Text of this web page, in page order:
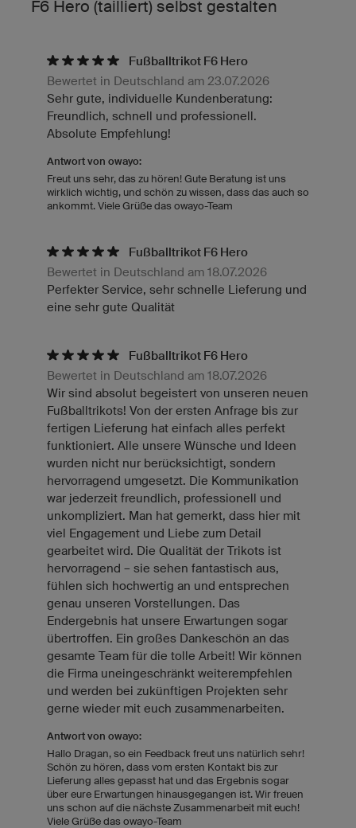
F6 Hero (tailliert) selbst gestalten
Fußballtrikot F6 Hero
Bewertet in Deutschland am 23.07.2026
Sehr gute, individuelle Kundenberatung:
Freundlich, schnell und professionell.
Absolute Empfehlung!
Antwort von owayo:
Freut uns sehr, das zu hören! Gute Beratung ist uns
wirklich wichtig, und schön zu wissen, dass das auch so
ankommt. Viele Grüße das owayo-Team
Fußballtrikot F6 Hero
Bewertet in Deutschland am 18.07.2026
Perfekter Service, sehr schnelle Lieferung und
eine sehr gute Qualität
Fußballtrikot F6 Hero
Bewertet in Deutschland am 18.07.2026
Wir sind absolut begeistert von unseren neuen
Fußballtrikots! Von der ersten Anfrage bis zur
fertigen Lieferung hat einfach alles perfekt
funktioniert. Alle unsere Wünsche und Ideen
wurden nicht nur berücksichtigt, sondern
hervorragend umgesetzt. Die Kommunikation
war jederzeit freundlich, professionell und
unkompliziert. Man hat gemerkt, dass hier mit
viel Engagement und Liebe zum Detail
gearbeitet wird. Die Qualität der Trikots ist
hervorragend – sie sehen fantastisch aus,
fühlen sich hochwertig an und entsprechen
genau unseren Vorstellungen. Das
Endergebnis hat unsere Erwartungen sogar
übertroffen. Ein großes Dankeschön an das
gesamte Team für die tolle Arbeit! Wir können
die Firma uneingeschränkt weiterempfehlen
und werden bei zukünftigen Projekten sehr
gerne wieder mit euch zusammenarbeiten.
Antwort von owayo:
Hallo Dragan, so ein Feedback freut uns natürlich sehr!
Schön zu hören, dass vom ersten Kontakt bis zur
Lieferung alles gepasst hat und das Ergebnis sogar
über eure Erwartungen hinausgegangen ist. Wir freuen
uns schon auf die nächste Zusammenarbeit mit euch!
Viele Grüße das owayo-Team